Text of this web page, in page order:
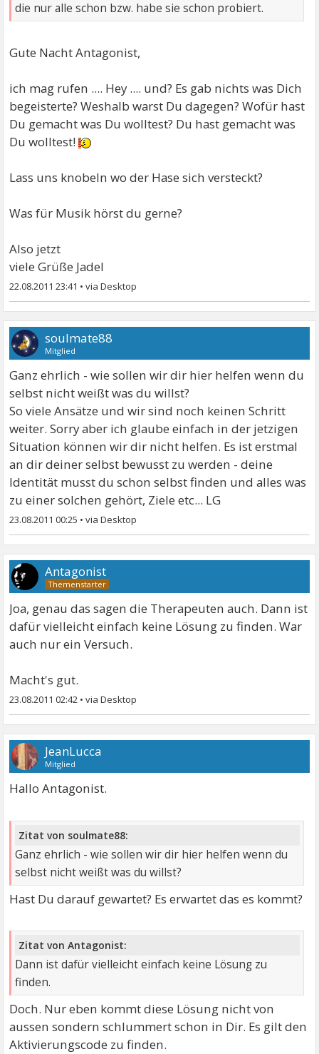
die nur alle schon bzw. habe sie schon probiert.
Gute Nacht Antagonist,
ich mag rufen .... Hey .... und? Es gab nichts was Dich
begeisterte? Weshalb warst Du dagegen? Wofür hast
Du gemacht was Du wolltest? Du hast gemacht was
Du wolltest!
Lass uns knobeln wo der Hase sich versteckt?
Was für Musik hörst du gerne?
Also jetzt
viele Grüße Jadel
22.08.2011 23:41 •
soulmate88
Mitglied
Ganz ehrlich - wie sollen wir dir hier helfen wenn du
selbst nicht weißt was du willst?
So viele Ansätze und wir sind noch keinen Schritt
weiter. Sorry aber ich glaube einfach in der jetzigen
Situation können wir dir nicht helfen. Es ist erstmal
an dir deiner selbst bewusst zu werden - deine
Identität musst du schon selbst finden und alles was
zu einer solchen gehört, Ziele etc... LG
23.08.2011 00:25 •
Antagonist
Joa, genau das sagen die Therapeuten auch. Dann ist
dafür vielleicht einfach keine Lösung zu finden. War
auch nur ein Versuch.
Macht's gut.
23.08.2011 02:42 •
JeanLucca
Mitglied
Hallo Antagonist.
Zitat von soulmate88:
Ganz ehrlich - wie sollen wir dir hier helfen wenn du
selbst nicht weißt was du willst?
Hast Du darauf gewartet? Es erwartet das es kommt?
Zitat von Antagonist:
Dann ist dafür vielleicht einfach keine Lösung zu
finden.
Doch. Nur eben kommt diese Lösung nicht von
aussen sondern schlummert schon in Dir. Es gilt den
Aktivierungscode zu finden.